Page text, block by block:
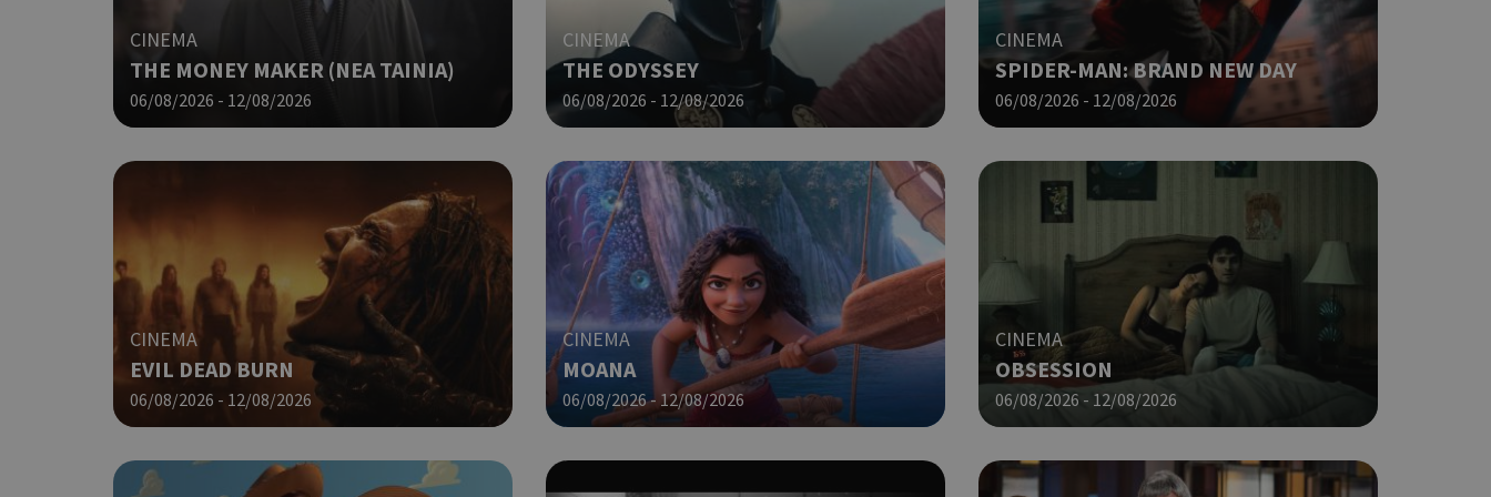
CINEMA
THE MONEY MAKER (ΝΕΑ ΤΑΙΝΙΑ)
06/08/2026 - 12/08/2026
CINEMA
THE ODYSSEY
06/08/2026 - 12/08/2026
CINEMA
SPIDER-MAN: BRAND NEW DAY
06/08/2026 - 12/08/2026
CINEMA
EVIL DEAD BURN
06/08/2026 - 12/08/2026
CINEMA
MOANA
06/08/2026 - 12/08/2026
CINEMA
OBSESSION
06/08/2026 - 12/08/2026
χρησιμοποιείται για τη διατήρηση μεταβλητών
περιόδου λειτουργίας χρήστη. Συνήθως είναι
ένας τυχαίος αριθμός που δημιουργείται, ο
τρόπος με τον οποίο μπορεί να είναι
συγκεκριμένος για τον ιστότοπο, αλλά ένα καλό
παράδειγμα είναι η διατήρηση της κατάστασης
cyprusen.wiz-
guide.com
1 μέρα
Χρησιμοποιείται για σκοπούς Capping δηλαδή να
εμφανίζει μόνο μια φορά την ημέρα στον χρήστη
διάφορες διαφημιστικές ενέργειες όπως είναι το
take over banner και τα push up και push down
banners.
Cloudflare Inc.
.onesignal.com
29 λεπτά 53
δευτερόλεπτα
Αυτό το cookie χρησιμοποιείται για τη διάκριση
μεταξύ ανθρώπων και ρομπότ. Αυτό είναι
επωφελές για τον ιστότοπο, προκειμένου να
κάνει έγκυρες αναφορές σχετικά με τη χρήση του
ιστότοπού τους.
ShowSubLoginCookie .athenarecipes.com 1 μέρα
Χρησιμοποιείται για σκοπούς Capping δηλαδή να
εμφανίζει μόνο μια φορά την ημέρα στον χρήστη
take over banner και τα push up και push down
banners.